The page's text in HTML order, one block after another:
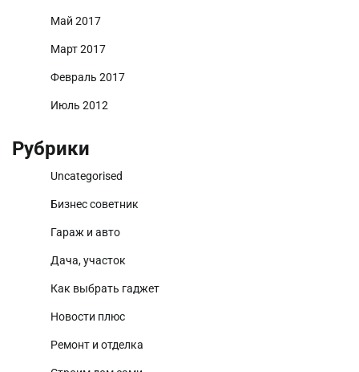
Май 2017
Март 2017
Февраль 2017
Июль 2012
Рубрики
Uncategorised
Бизнес советник
Гараж и авто
Дача, участок
Как выбрать гаджет
Новости плюс
Ремонт и отделка